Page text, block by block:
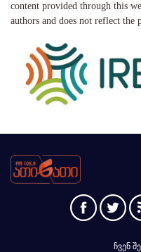
content provided through this
authors and does not reflect
ჩვენ